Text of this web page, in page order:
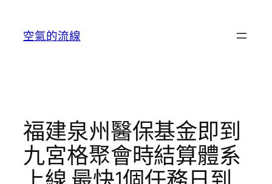
空氣的流線
福建泉州醫保基金即到
九宮格聚會時結算體系